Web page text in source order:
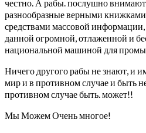
честно. А рабы. послушно
разнообразные верными
средствами массовой
данной огромной, отлаженной и
национальной машиной для
Ничего другого рабы не знают, и
мир и в противном случае и быть
противном случае быть. может!!
Мы Можем Очень многое!